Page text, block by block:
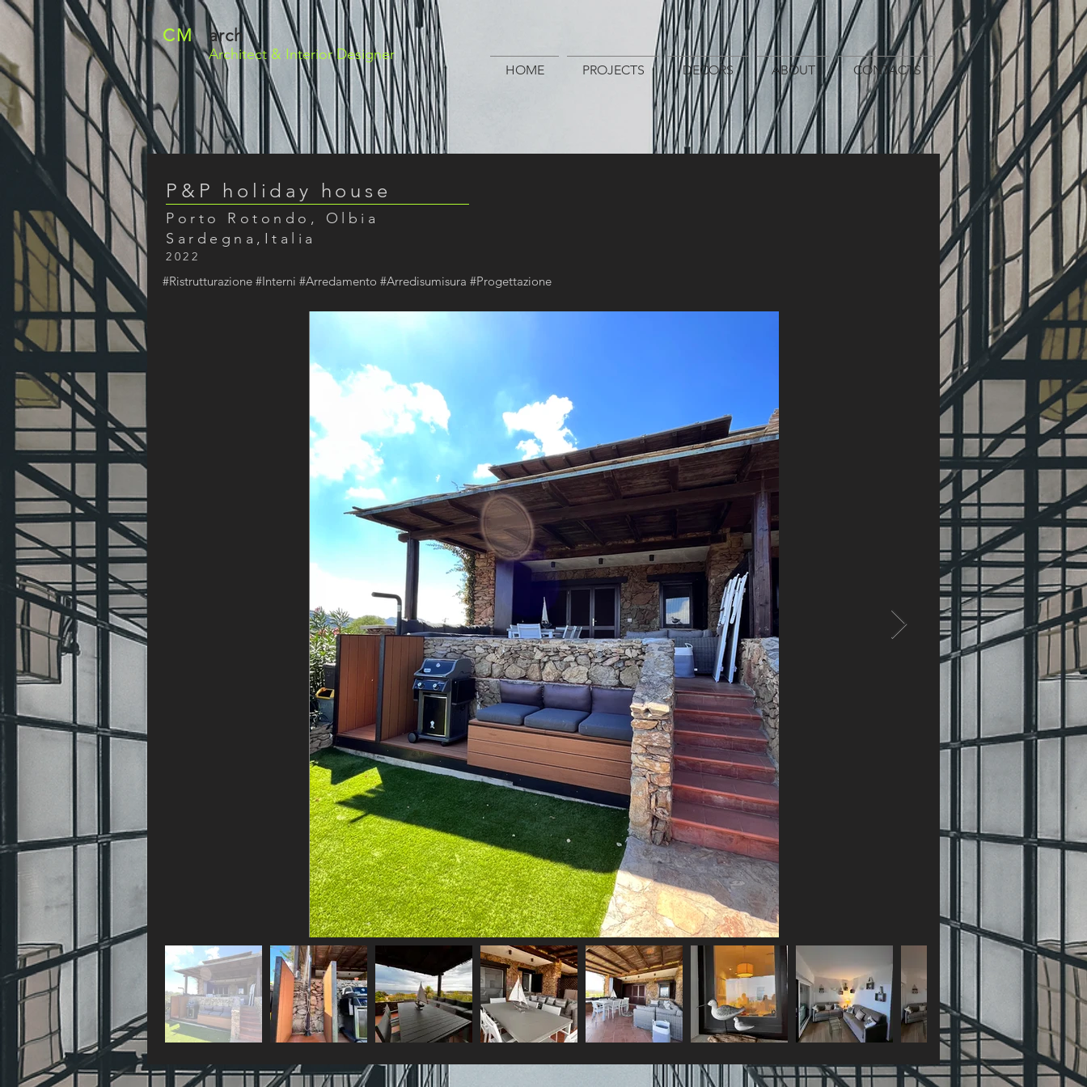
CM arch
Architect& Interior Designer
HOME PROJECTS DECORS ABOUT CONTACTS
P&P holiday house
Porto Rotondo, Olbia
Sardegna,Italia
2022
#Ristrutturazione #Interni #Arredamento #Arredisumisura #Progettazione